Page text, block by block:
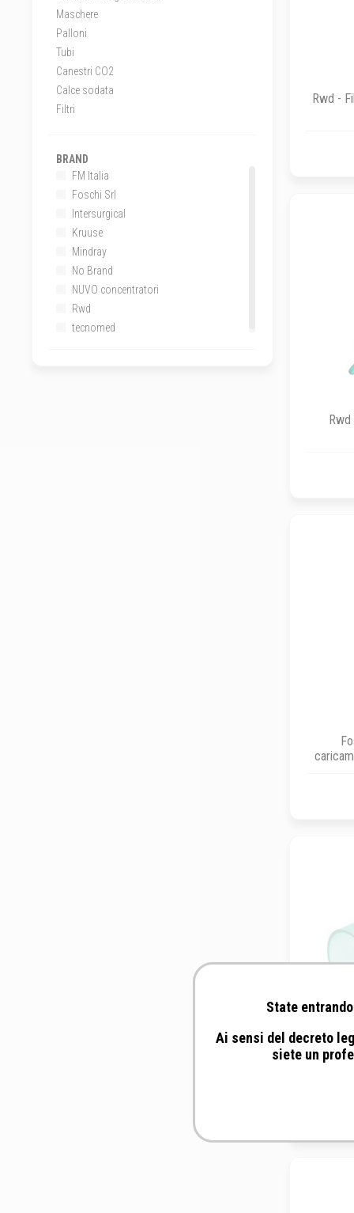
Maschere
Palloni
Tubi
Canestri CO2
Calce sodata
Filtri
BRAND
FM Italia
Foschi Srl
Intersurgical
Kruuse
Mindray
No Brand
NUVO concentratori
Rwd
tecnomed
Rwd -
State
Ai sensi del decreto
siete un